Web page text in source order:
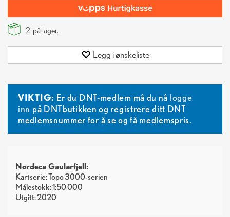
2 på lager.
Legg i ønskeliste
VIKTIG: Er du DNT-medlem må du nå logge
inn på DNTbutikken og registrere ditt DNT
medlemsnummer for å se og få medlemspris.
Nordeca Gaularfjell:
Kartserie: Topo 3000-serien
Målestokk: 1:50 000
Utgitt: 2020